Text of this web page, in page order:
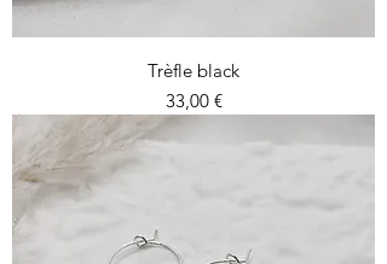
Trèfle black
Prix
33,00 €